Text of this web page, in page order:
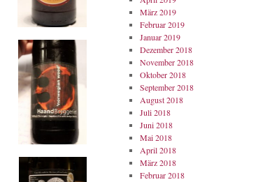
März 2019
Februar 2019
Januar 2019
Dezember 2018
November 2018
Oktober 2018
September 2018
August 2018
Juli 2018
Juni 2018
Mai 2018
April 2018
März 2018
Februar 2018